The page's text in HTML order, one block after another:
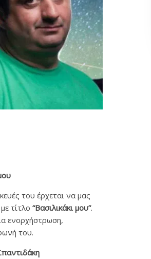
του έρχεται να μας
τίτλο “Βασιλικάκι μου”.
ενορχήστρωση,
του.